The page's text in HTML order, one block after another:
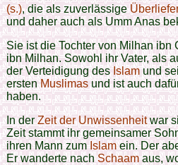
(s.), die als zuverlässige
und daher auch als Umm Anas
Sie ist die Tochter von Milhan
ibn Milhan. Sowohl ihr Vater, als
der Verteidigung desIslamund
erstenMuslimasund ist auch
haben.
In derZeit der Unwissenheitwar
Zeit stammt ihr gemeinsamer
ihren Mann zumIslamein. Der
Er wanderte nachSchaamaus,